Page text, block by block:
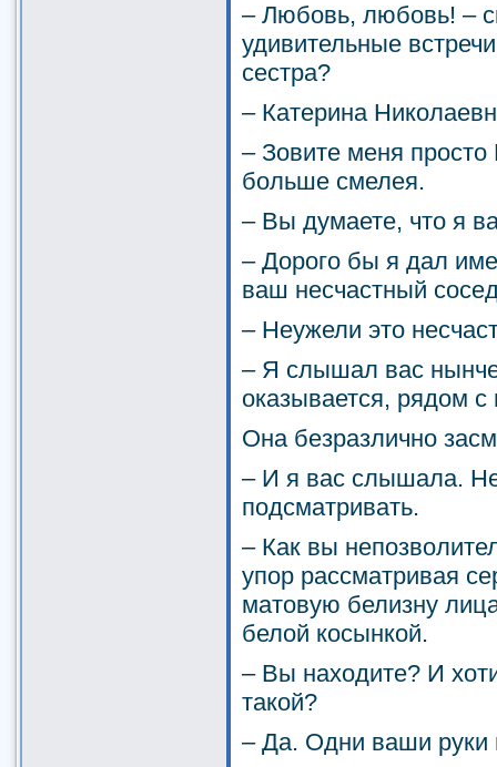
– Любовь, любовь! –
удивительные
сестра?
– Катерина
– Зовите меня просто
больше смелея.
– Вы думаете, что я
– Дорого бы я дал
ваш несчастный
– Неужели это
– Я слышал вас
оказывается, рядом с
Она безразлично
– И я вас слышала.
подсматривать.
– Как вы
упор рассматривая
матовую белизну
белой косынкой.
– Вы находите? И
такой?
– Да. Одни ваши руки